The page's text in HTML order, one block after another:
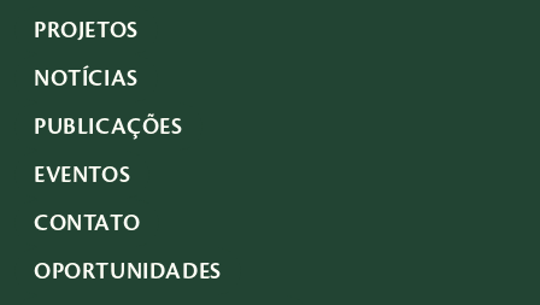
PROJETOS
NOTÍCIAS
PUBLICAÇÕES
EVENTOS
CONTATO
OPORTUNIDADES